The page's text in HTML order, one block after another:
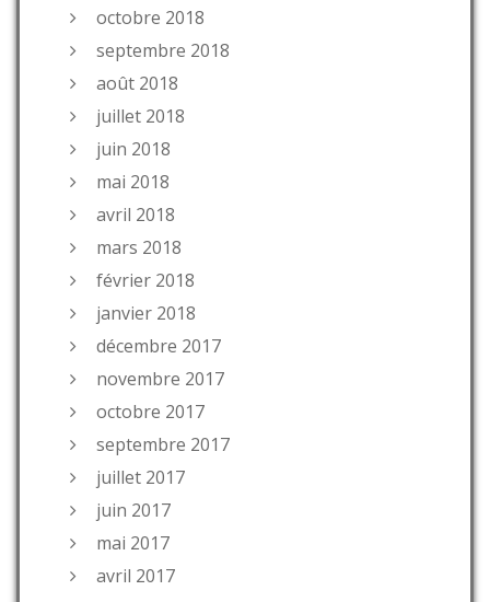
octobre 2018
septembre 2018
août 2018
juillet 2018
juin 2018
mai 2018
avril 2018
mars 2018
février 2018
janvier 2018
décembre 2017
novembre 2017
octobre 2017
septembre 2017
juillet 2017
juin 2017
mai 2017
avril 2017